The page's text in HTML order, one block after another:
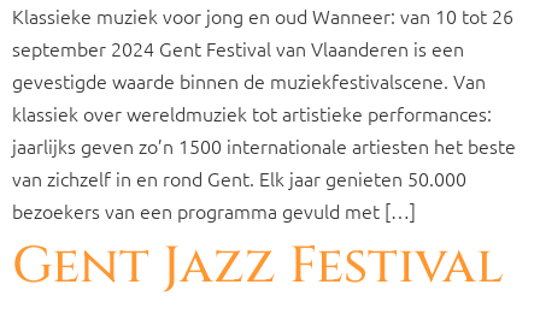
Klassieke muziek voor jong en oud Wanneer: van 10 tot 26
september 2024 Gent Festival van Vlaanderen is een
gevestigde waarde binnen de muziekfestivalscene. Van
klassiek over wereldmuziek tot artistieke performances:
jaarlijks geven zo’n 1500 internationale artiesten het beste
van zichzelf in en rond Gent. Elk jaar genieten 50.000
bezoekers van een programma gevuld met […]
Gent Jazz Festival